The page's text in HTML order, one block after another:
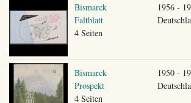
Bismarck
Faltblatt
4 Seiten
1956 -
Bismarck
Prospekt
4 Seiten
1950 -